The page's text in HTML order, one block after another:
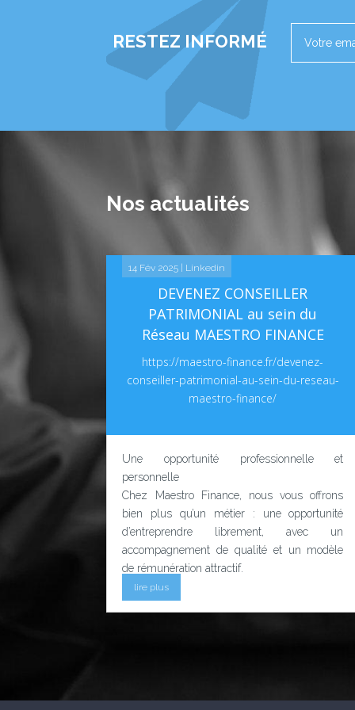
RESTEZ INFORMÉ
Nos actualités
DEVENEZ CONSEILLER
PATRIMONIAL au sein du
Réseau MAESTRO FINANCE
https://maestro-finance.fr/devenez-
conseiller-patrimonial-au-sein-du-reseau-
maestro-finance/
14 Fév 2025 Linkedin
Une opportunité professionnelle et
personnelle
Chez Maestro Finance, nous vous offrons
bien plus qu’un métier : une opportunité
d’entreprendre librement, avec un
accompagnement de qualité et un modèle
de rémunération attractif.
lire plus